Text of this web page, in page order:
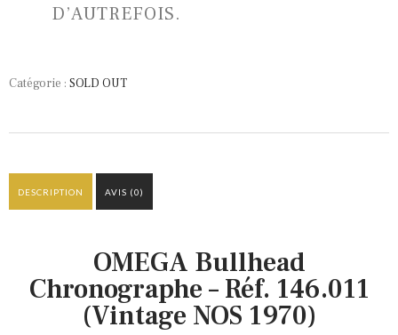
D’AUTREFOIS.
Catégorie : SOLD OUT
DESCRIPTION AVIS (0)
OMEGA Bullhead
Chronographe – Réf. 146.011
(Vintage NOS 1970)